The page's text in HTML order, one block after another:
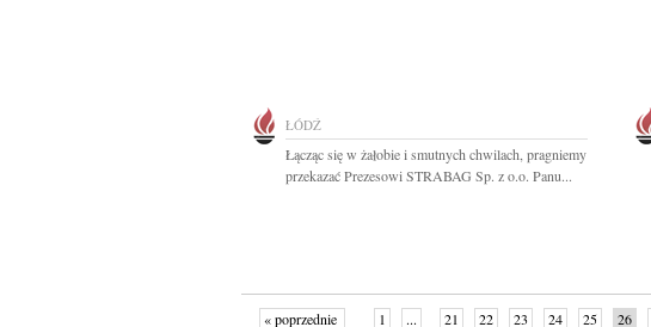
ŁÓDŹ
Łącząc się w żałobie i smutnych chwilach, pragniemy
przekazać Prezesowi STRABAG Sp. z o.o. Panu...
« poprzednie 1 ... 21 22 23 24 25 26